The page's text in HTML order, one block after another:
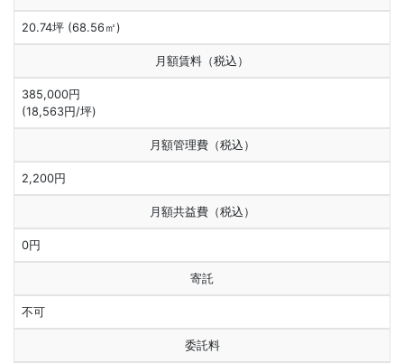
20.74坪 (68.56㎡)
月額賃料（税込）
385,000円
(18,563円/坪)
月額管理費（税込）
2,200円
月額共益費（税込）
0円
寄託
不可
委託料